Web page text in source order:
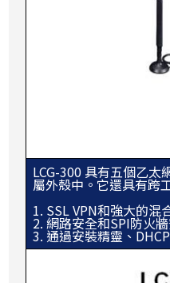
LCG-300 具有五個乙太
屬外殼中。它還具有跨
1. SSL VPN和強大的
2. 網路安全和SPI防火
3. 通過安裝精靈、